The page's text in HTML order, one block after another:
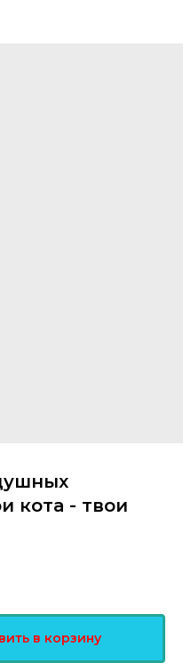
кота - твои
в корзину